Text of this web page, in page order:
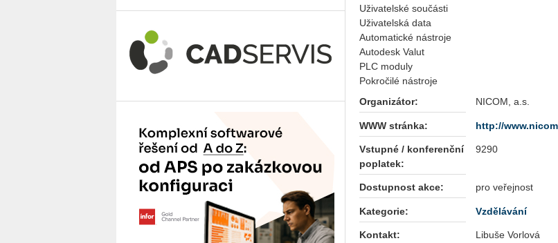
Uživatelské součásti
Uživatelská data
Automatické nástroje
Autodesk Valut
PLC moduly
Pokročilé nástroje
Organizátor:
NICOM, a.s.
WWW stránka: http://
Vstupné / konferenční
poplatek:
9290
Dostupnost akce: pro veřejnost
Kategorie: Vzdělávání
Kontakt: Libuše Vorlová